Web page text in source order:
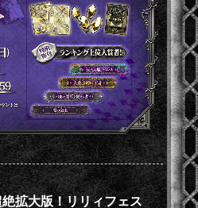
拡大版！リリィフェス